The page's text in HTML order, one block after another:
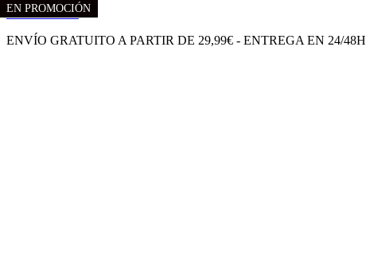
Ir al contenido
ENVÍO GRATUITO A PARTIR DE 29,99€ - ENTREGA EN 24/48H
EN PROMOCIÓN
EN PROMOCIÓN